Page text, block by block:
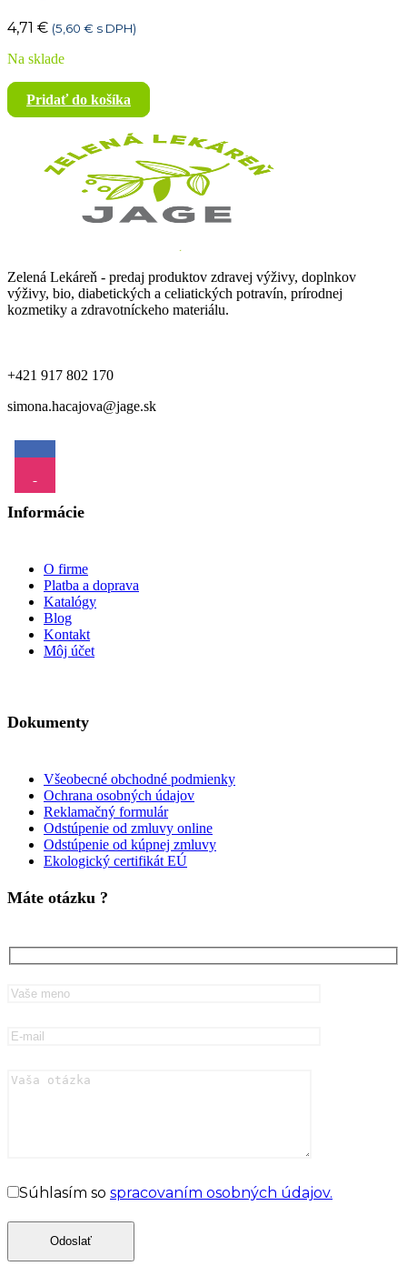
4,71 € (5,60 € s DPH)
Na sklade
Pridať do košíka
Zelená Lekáreň - predaj produktov zdravej výživy, doplnkov
výživy, bio, diabetických a celiatických potravín, prírodnej
kozmetiky a zdravotníckeho materiálu.
+421 917 802 170
simona.hacajova@jage.sk
Informácie
O firme
Platba a doprava
Katalógy
Blog
Kontakt
Môj účet
Dokumenty
Všeobecné obchodné podmienky
Ochrana osobných údajov
Reklamačný formulár
Odstúpenie od zmluvy online
Odstúpenie od kúpnej zmluvy
Ekologický certifikát EÚ
Máte otázku ?
Súhlasím so spracovaním osobných údajov.